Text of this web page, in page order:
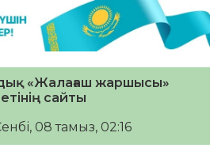
«Жалағаш жаршысы»
сайты
08 тамыз, 02:16